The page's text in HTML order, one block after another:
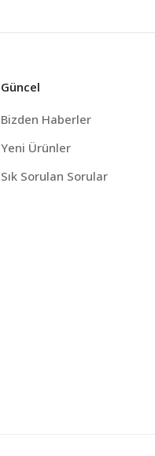
Güncel
Bizden Haberler
Yeni Ürünler
Sık Sorulan Sorular